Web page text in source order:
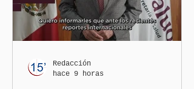
justificarse como una
simple opinión o una broma.
Redacción
hace 9 horas